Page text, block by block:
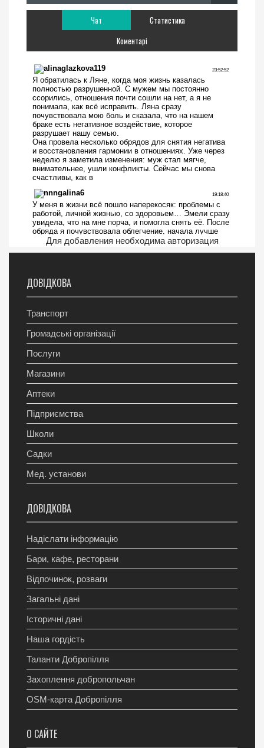
Чат
Статистика
Коментарі
Для добавления необходима авторизация
ДОВІДКОВА
Транспорт
Громадські організації
Послуги
Магазини
Аптеки
Підприємства
Школи
Садки
Мед. установи
ДОВІДКОВА
Надіслати інформацію
Бари, кафе, ресторани
Відпочинок, розваги
Загальні дані
Історичні дані
Наша гордість
Таланти Добропілля
Захоплення добропольчан
OSM-карта Добропілля
О САЙТЕ